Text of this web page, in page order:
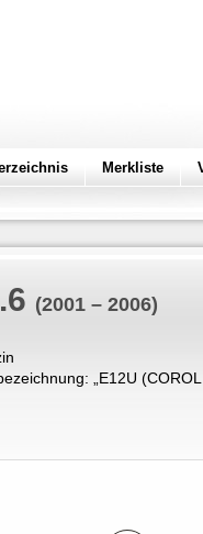
Merkliste
(2001 – 2006)
„ E12U